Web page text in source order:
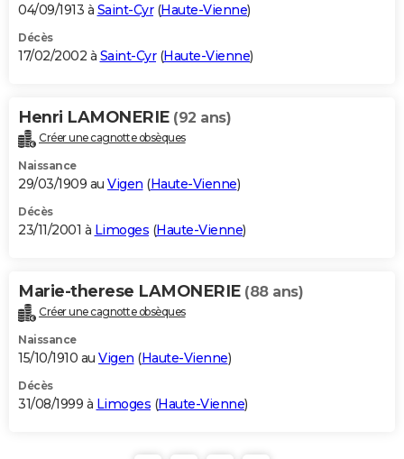
04/09/1913 à Saint-Cyr(Haute-Vienne)
Décès
17/02/2002 à Saint-Cyr(Haute-Vienne)
Henri LAMONERIE (92 ans)
Créer une cagnotte obsèques
Naissance
29/03/1909 au Vigen (Haute-Vienne)
Décès
23/11/2001 à Limoges (Haute-Vienne)
Marie-therese LAMONERIE (88 ans)
Créer une cagnotte obsèques
Naissance
15/10/1910 au Vigen (Haute-Vienne)
Décès
31/08/1999 à Limoges (Haute-Vienne)